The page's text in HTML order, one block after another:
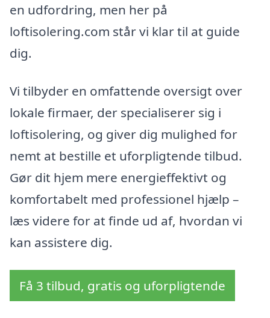
en udfordring, men her på
loftisolering.com står vi klar til at guide
dig.
Vi tilbyder en omfattende oversigt over
lokale firmaer, der specialiserer sig i
loftisolering, og giver dig mulighed for
nemt at bestille et uforpligtende tilbud.
Gør dit hjem mere energieffektivt og
komfortabelt med professionel hjælp –
læs videre for at finde ud af, hvordan vi
kan assistere dig.
Få 3 tilbud, gratis og uforpligtende